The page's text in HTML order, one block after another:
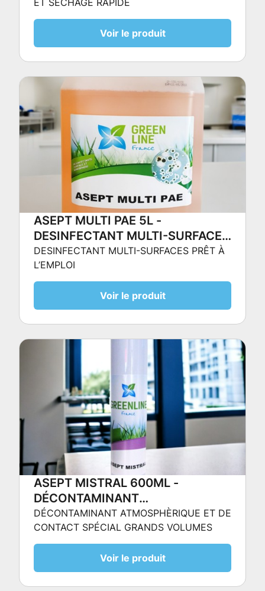
Voir le produit
ASEPT MULTI PAE 5L -
DESINFECTANT MULTI-SURFACES
PRÊT À L’EMPLOI
DESINFECTANT MULTI-SURFACES PRÊT À
L’EMPLOI
Voir le produit
ASEPT MISTRAL 600ML -
DÉCONTAMINANT
ATMOSPHÈRIQUE ET DE
CONTACT SPÉCIAL GRANDS
VOLUMES
DÉCONTAMINANT ATMOSPHÈRIQUE ET DE
CONTACT SPÉCIAL GRANDS VOLUMES
Voir le produit